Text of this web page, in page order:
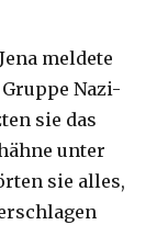
meldete
Nazi-
sie das
unter
sie alles,